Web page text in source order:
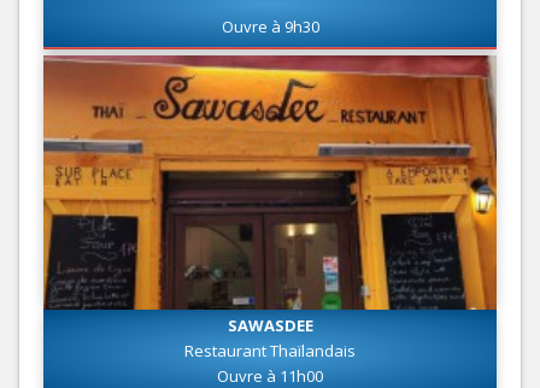
Ouvre à 9h30
SAWASDEE
Restaurant Thaïlandais
Ouvre à 11h00